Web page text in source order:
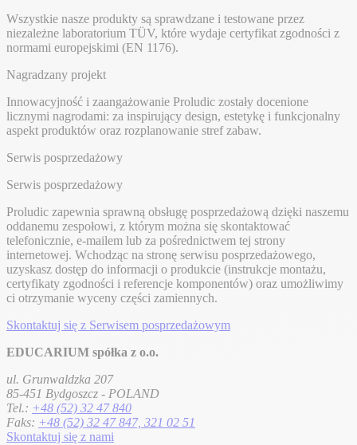
Wszystkie nasze produkty są sprawdzane i testowane przez
niezależne laboratorium TÜV, które wydaje certyfikat zgodności z
normami europejskimi (EN 1176).
Nagradzany projekt
Innowacyjność i zaangażowanie Proludic zostały docenione
licznymi nagrodami: za inspirujący design, estetykę i funkcjonalny
aspekt produktów oraz rozplanowanie stref zabaw.
Serwis posprzedażowy
Serwis posprzedażowy
Proludic zapewnia sprawną obsługę posprzedażową dzięki naszemu
oddanemu zespołowi, z którym można się skontaktować
telefonicznie, e-mailem lub za pośrednictwem tej strony
internetowej. Wchodząc na stronę serwisu posprzedażowego,
uzyskasz dostęp do informacji o produkcie (instrukcje montażu,
certyfikaty zgodności i referencje komponentów) oraz umożliwimy
ci otrzymanie wyceny części zamiennych.
Skontaktuj się z Serwisem posprzedażowym
EDUCARIUM spółka z o.o.
ul. Grunwaldzka 207
85-451 Bydgoszcz - POLAND
Tel.: +48 (52) 32 47 840
Faks: +48 (52) 32 47 847, 321 02 51
Skontaktuj się z nami